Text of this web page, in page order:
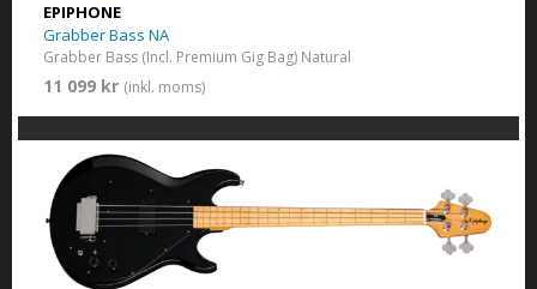
EPIPHONE
Grabber Bass NA
Grabber Bass (Incl. Premium Gig Bag) Natural
11 099 kr (inkl. moms)